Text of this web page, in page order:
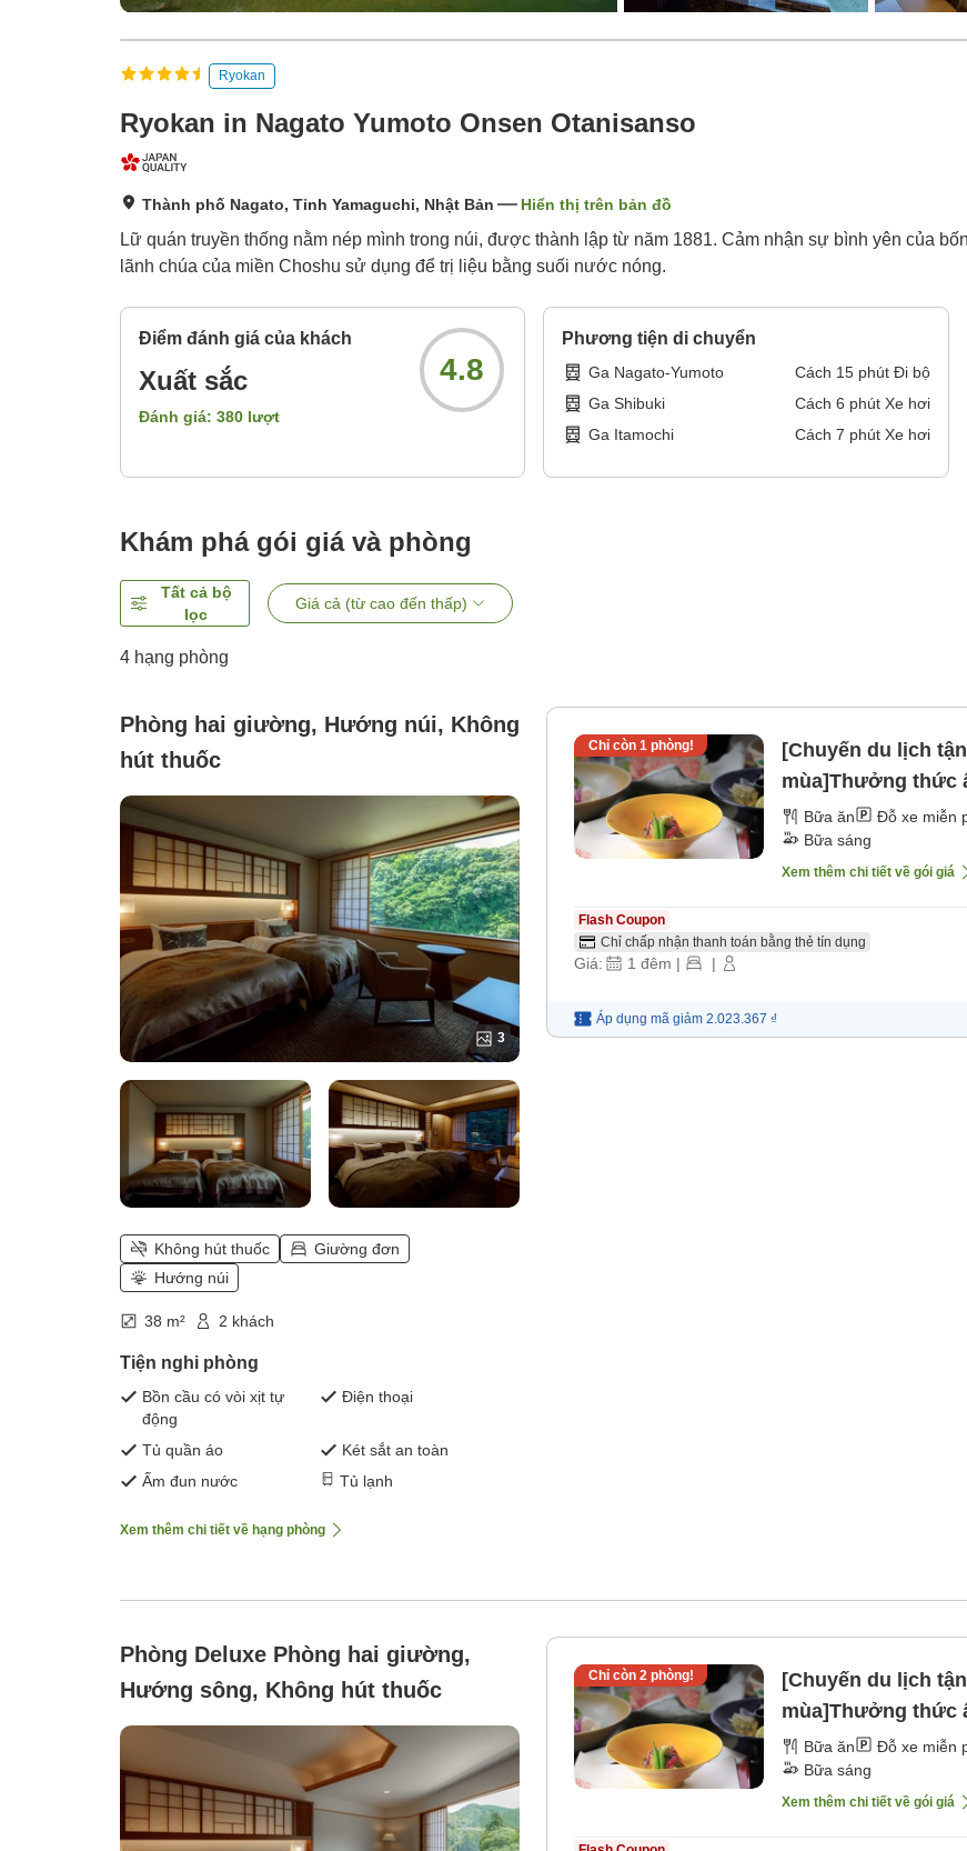
Ryokan
Ryokan in Nagato Yumoto Onsen Otanisanso
Thành phố Nagato, Tỉnh Yamaguchi, Nhật Bản Hiển thị trên bản đồ
Lữ quán truyền thống nằm nép mình trong núi, được thành lập từ năm 1881. Cảm nhận sự bình yên của
lãnh chúa của miền Choshu sử dụng để trị liệu bằng suối nước nóng.
Điểm đánh giá của khách
Xuất sắc
Đánh giá: 380 lượt
4.8
Phương tiện di chuyển
Ga Nagato-Yumoto Cách 15phút Đi bộ
Ga Shibuki
Cách 6 phút Xe hơi
Ga Itamochi
Cách 7 phút Xe hơi
Khám phá gói giá và phòng
Tất cả bộ
lọc
Giá cả (từ cao đến thấp)
4 hạng phòng
Phòng hai giường, Hướng núi, Không
hút thuốc
3
Không hút thuốc
Giường đơn
Hướng núi
38 m² 2 khách
Tiện nghi phòng
Bồn cầu có vòi xịt tự
động
Điện thoại
Tủ quần áo
Két sắt an toàn
Ấm đun nước
Tủ lạnh
Xem thêm chi tiết về hạng phòng
Chỉ còn 1phòng!
[Chuyến du lịch
mùa]Thưởng thức
[Bữa sáng] [Bữa
Bữa ăn Đỗ xe miễn
Bữa sáng
Xem thêm chi tiết về gói giá
Flash Coupon
Chỉ chấp nhận thanh toán bằng thẻ tín dụng
Giá: 1 đêm | |
Áp dụng mã giảm 2.023.367 ₫
Phòng Deluxe Phòng hai giường,
Hướng sông, Không hút thuốc
Chỉ còn 2phòng!
[Chuyến du lịch
mùa]Thưởng thức
[Bữa sáng] [Bữa
Bữa ăn Đỗ xe miễn
Bữa sáng
Xem thêm chi tiết về gói giá